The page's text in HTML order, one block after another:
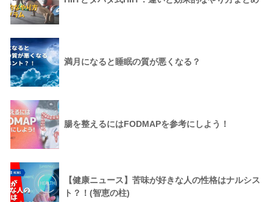
満月になると睡眠の質が悪くなる？
腸を整えるにはFODMAPを参考にしよう！
【健康ニュース】苦味が好きな人の性格はナルシス
ト？！(智恵の柱)